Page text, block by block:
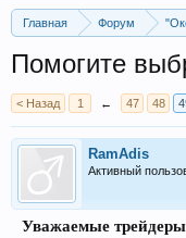
Главная Форум
Помогите
< Назад 1 ← 47 48
RamAdis
Активный
Уважаемые